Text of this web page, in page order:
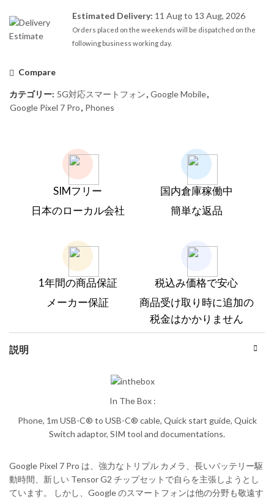
Estimated Delivery: 11 Aug to 13 Aug, 2026
Orders placed on the weekends will be dispatched on the
following business working day.
Compare
カテゴリー: 5G対応スマートフォン, Google Mobile,
Google Pixel 7 Pro, Phones
SIMフリー
日本のローカル会社
国内倉庫稼働中
簡単な返品
1年間の商品保証
メーカー保証
税込み価格で安心
商品受け取り時に追加の
税金はかかりません
説明
In The Box :
Phone, 1m USB-C® to USB-C® cable, Quick start guide, Quick
Switch adaptor, SIM tool and documentations.
Google Pixel 7 Pro は、強力なトリプル カメラ、長いバッテリー駆
動時間、新しい Tensor G2 チップセットで自らを主張しようとし
ています。 しかし、Google のスマートフォンは他の分野も敬遠す